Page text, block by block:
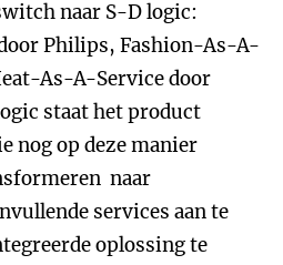
naar S-D logic:
Philips, Fashion-As-A-
As-A-Service door
staat het product
nog op deze manier
naar
services aan te
oplossing te